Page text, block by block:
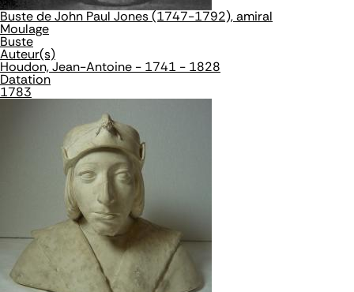
Buste de John Paul Jones (1747-1792), amiral
Moulage
Buste
Auteur(s)
Houdon, Jean-Antoine - 1741 - 1828
Datation
1783